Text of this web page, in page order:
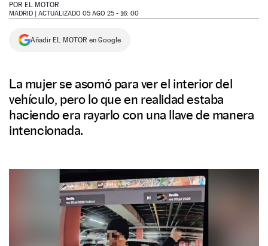
POR EL MOTOR
MADRID | ACTUALIZADO 05 AGO 25 - 16: 00
Añadir EL MOTOR en Google
La mujer se asomó para ver el interior del
vehículo, pero lo que en realidad estaba
haciendo era rayarlo con una llave de manera
intencionada.